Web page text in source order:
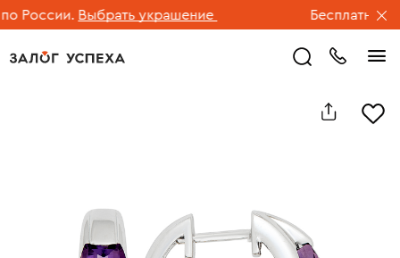
России. Выбрать украшение Бесплатная